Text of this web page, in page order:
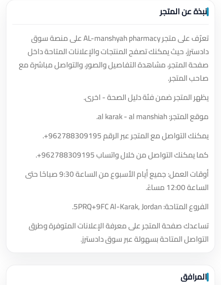
نبذة عن المتجر
تعرّف على متجر AL-manshyah pharmacy على منصة سوق
دادسترز، حيث يمكنك تصفح المنتجات والإعلانات المتاحة داخل
صفحة المتجر، مشاهدة التفاصيل والصور، والتواصل مباشرة مع
صاحب المتجر.
يظهر المتجر ضمن فئة دليل الصحة - اخرى.
موقع المتجر: al karak - al manshiah.
يمكنك التواصل مع المتجر عبر الرقم+962788309195
.
كما يمكنك التواصل من خلال واتساب+962788309195
.
أوقات العمل: جميع أيام الأسبوع من الساعة 9:30 صباحًا حتى
الساعة 12:00 مساءً.
الفروع المتاحة: 5PRQ+9FC Al-Karak, Jordan.
تساعدك صفحة المتجر على معرفة الإعلانات المتوفرة وطرق
التواصل المتاحة بسهولة عبر سوق دادسترز.
المرافق